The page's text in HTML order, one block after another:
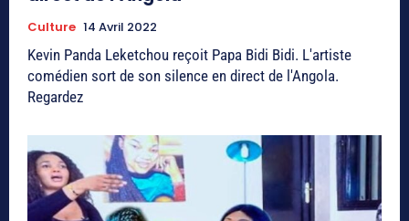
Culture 14 Avril 2022
Kevin Panda Leketchou reçoit Papa Bidi Bidi. L'artiste
comédien sort de son silence en direct de l'Angola.
Regardez